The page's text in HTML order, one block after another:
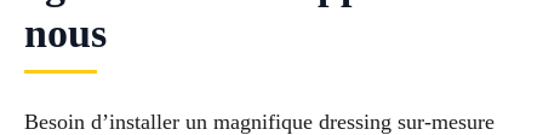
nous
Besoin d’installer un magnifique dressing sur-mesure